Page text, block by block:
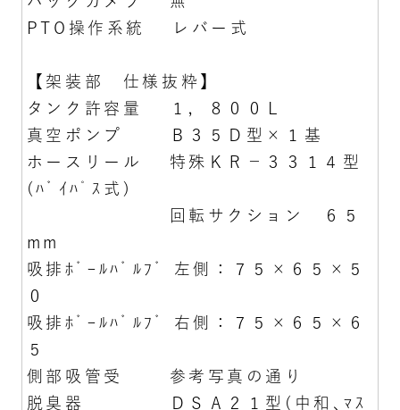
PTO操作系統 レバー式
【架装部 仕様抜粋】
タンク許容量 １，８００Ｌ
真空ポンプ Ｂ３５Ｄ型×１基
ホースリール 特殊ＫＲ－３３１４型
(ﾊﾞｲﾊﾟｽ式)
回転サクション ６５
mm
吸排ﾎﾞｰﾙﾊﾞﾙﾌﾞ 左側：７５×６５×５
０
吸排ﾎﾞｰﾙﾊﾞﾙﾌﾞ 右側：７５×６５×６
５
側部吸管受 参考写真の通り
脱臭器 ＤＳＡ２１型(中和､ﾏｽ